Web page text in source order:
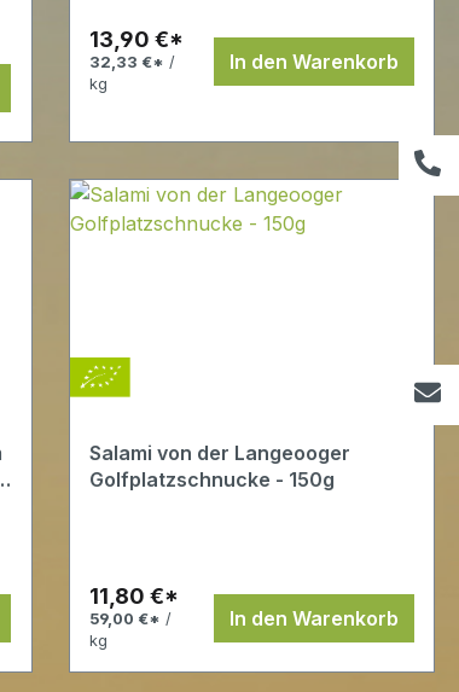
13,90 €*
32,33 €* /
kg
In den Warenkorb
Salami von der Langeooger
Golfplatzschnucke - 150g
11,80 €*
59,00 €* /
kg
In den Warenkorb